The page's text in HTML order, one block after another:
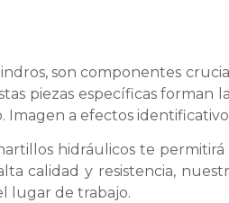
son componentes
piezas específicas
a efectos
hidráulicos te
calidad y resistencia,
lugar de trabajo.